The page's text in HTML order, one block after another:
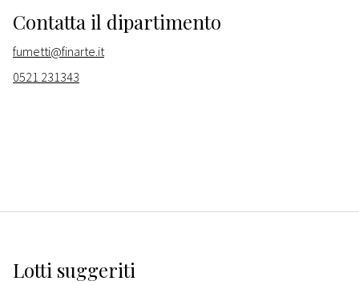
Contatta il dipartimento
fumetti@finarte.it
0521 231343
Lotti suggeriti